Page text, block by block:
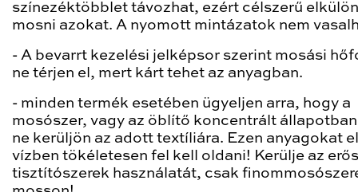
színezéktöbblet távozhat, ezért célszerű
mosni azokat. A nyomott mintázatok nem
- A bevarrt kezelési jelképsor szerint mosási
ne térjen el, mert kárt tehet az anyagban.
- minden termék esetében ügyeljen arra, hogy a
mosószer, vagy az öblítő koncentrált
ne kerüljön az adott textíliára. Ezen anyagokat
vízben tökéletesen fel kell oldani! Kerülje az erős
tisztítószerek használatát, csak